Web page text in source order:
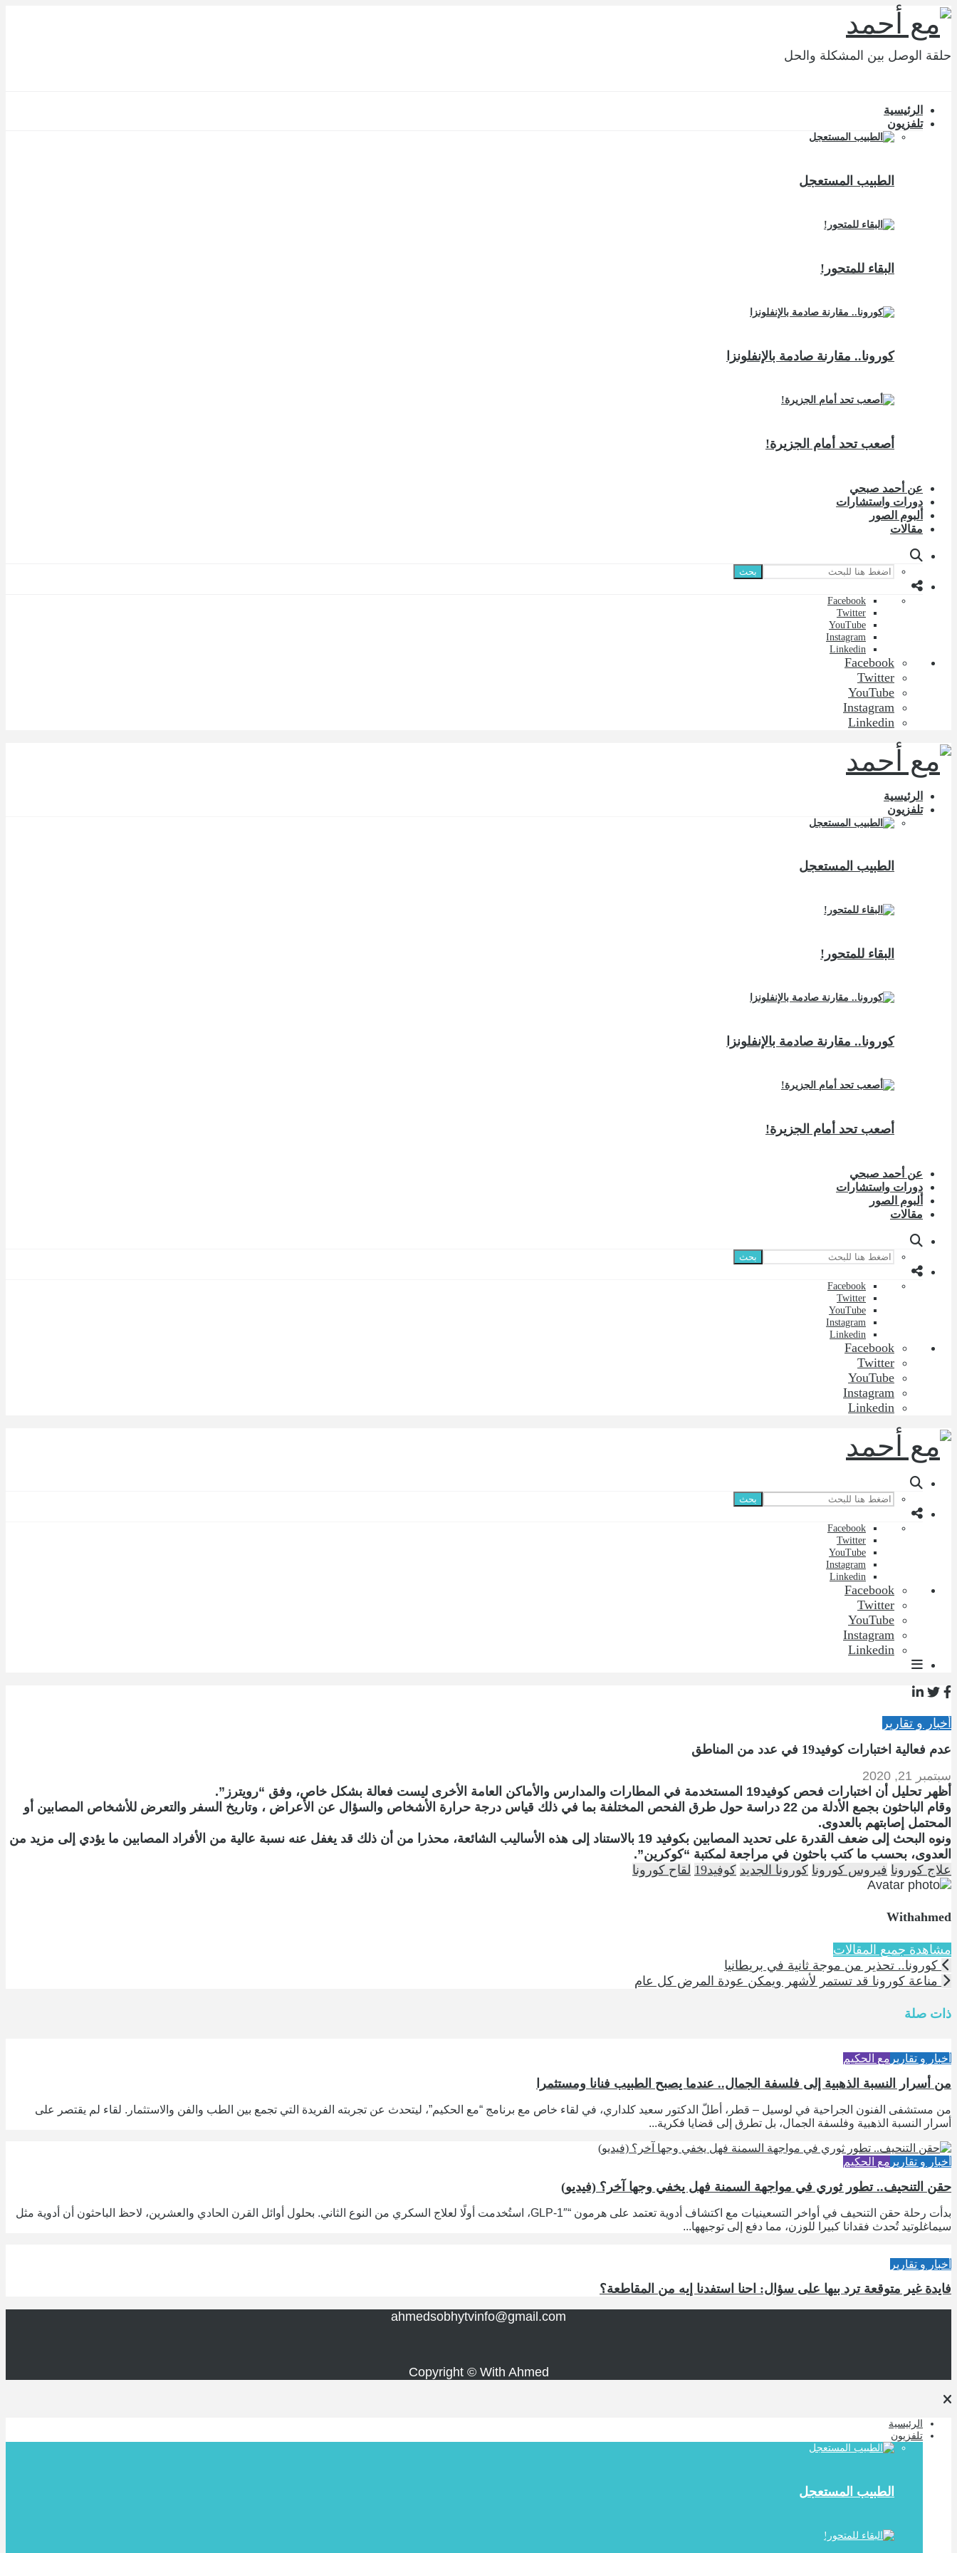
حلقة الوصل بين المشكلة والحل
الرئيسية
تلفزيون
الطبيب المستعجل
البقاء للمتحور!
كورونا.. مقارنة صادمة بالإنفلونزا
أصعب تحد أمام الجزيرة!
عن أحمد صبحي
دورات واستشارات
ألبوم الصور
مقالات
بحث
Facebook
Twitter
YouTube
Instagram
Linkedin
Facebook
Twitter
YouTube
Instagram
Linkedin
الرئيسية
تلفزيون
الطبيب المستعجل
البقاء للمتحور!
كورونا.. مقارنة صادمة بالإنفلونزا
أصعب تحد أمام الجزيرة!
عن أحمد صبحي
دورات واستشارات
ألبوم الصور
مقالات
بحث
Facebook
Twitter
YouTube
Instagram
Linkedin
Facebook
Twitter
YouTube
Instagram
Linkedin
بحث
Facebook
Twitter
YouTube
Instagram
Linkedin
Facebook
Twitter
YouTube
Instagram
Linkedin
أخبار و تقارير
عدم فعالية اختبارات كوفيد19 في عدد من المناطق
سبتمبر 21, 2020
أظهر تحليل أن اختبارات فحص كوفيد19 المستخدمة في المطارات والمدارس والأماكن العامة الأخرى ليست فعالة بشكل خاص، وفق “رويترز”.
وقام الباحثون بجمع الأدلة من 22 دراسة حول طرق الفحص المختلفة بما في ذلك قياس درجة حرارة الأشخاص والسؤال عن الأعراض ، وتاريخ السفر والتعرض للأشخاص المصابين أو
المحتمل إصابتهم بالعدوى.
ونوه البحث إلى ضعف القدرة على تحديد المصابين بكوفيد 19 بالاستناد إلى هذه الأساليب الشائعة، محذرا من أن ذلك قد يغفل عنه نسبة عالية من الأفراد المصابين ما يؤدي إلى مزيد من
العدوى، بحسب ما كتب باحثون في مراجعة لمكتبة “كوكرين”.
علاج كورونا فيروس كورونا كورونا الجديد كوفيد19 لقاح كورونا
Withahmed
مشاهدة جميع المقالات
كورونا.. تحذير من موجة ثانية في بريطانيا
مناعة كورونا قد تستمر لأشهر ويمكن عودة المرض كل عام
ذات صلة
أخبار و تقارير مع الحكيم
من أسرار النسبة الذهبية إلى فلسفة الجمال.. عندما يصبح الطبيب فنانا ومستثمرا
من مستشفى الفنون الجراحية في لوسيل – قطر، أطلّ الدكتور سعيد كلداري، في لقاء خاص مع برنامج “مع الحكيم”، ليتحدث عن تجربته الفريدة التي تجمع بين الطب والفن والاستثمار. لقاء لم يقتصر على
أسرار النسبة الذهبية وفلسفة الجمال، بل تطرق إلى قضايا فكرية...
أخبار و تقارير مع الحكيم
حقن التنحيف.. تطور ثوري في مواجهة السمنة فهل يخفي وجها آخر؟ (فيديو)
بدأت رحلة حقن التنحيف في أواخر التسعينيات مع اكتشاف أدوية تعتمد على هرمون “GLP-1″، استُخدمت أولًا لعلاج السكري من النوع الثاني. بحلول أوائل القرن الحادي والعشرين، لاحظ الباحثون أن أدوية مثل
سيماغلوتيد تُحدث فقدانا كبيرا للوزن، مما دفع إلى توجيهها...
أخبار و تقارير
فايدة غير متوقعة ترد بيها على سؤال: احنا استفدنا إيه من المقاطعة؟
ahmedsobhytvinfo@gmail.com
Copyright © With Ahmed
الرئيسية
تلفزيون
الطبيب المستعجل